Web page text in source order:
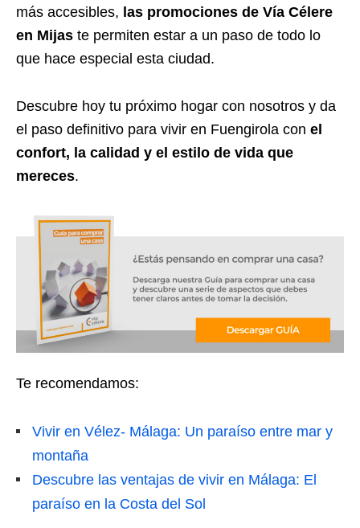
más accesibles, las promociones de Vía Célere
en Mijas te permiten estar a un paso de todo lo
que hace especial esta ciudad.
Descubre hoy tu próximo hogar con nosotros y da
el paso definitivo para vivir en Fuengirola con el
confort, la calidad y el estilo de vida que
mereces.
Te recomendamos:
Vivir en Vélez- Málaga: Un paraíso entre mar y
montaña
Descubre las ventajas de vivir en Málaga: El
paraíso en la Costa del Sol